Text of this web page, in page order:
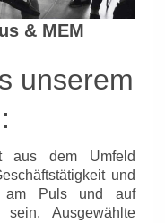
& MEM
unserem
aus dem Umfeld
und
am Puls und auf
Ausgewählte